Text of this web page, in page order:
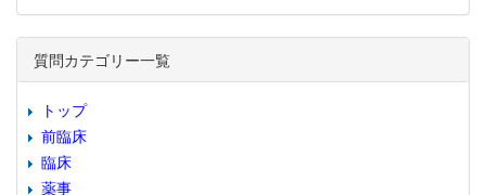
質問カテゴリー一覧
トップ
前臨床
臨床
薬事